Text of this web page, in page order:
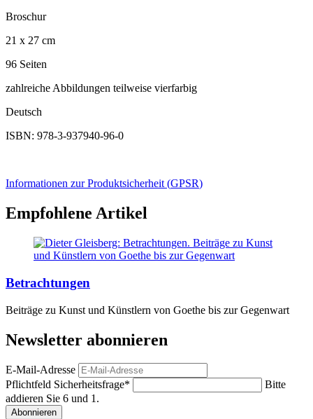
Broschur
21 x 27 cm
96 Seiten
zahlreiche Abbildungen teilweise vierfarbig
Deutsch
ISBN: 978-3-937940-96-0
Informationen zur Produktsicherheit (GPSR)
Empfohlene Artikel
Betrachtungen
Beiträge zu Kunst und Künstlern von Goethe bis zur Gegenwart
Newsletter abonnieren
E-Mail-Adresse
Pflichtfeld Sicherheitsfrage*
Bitte
addieren Sie 6 und 1.
Abonnieren